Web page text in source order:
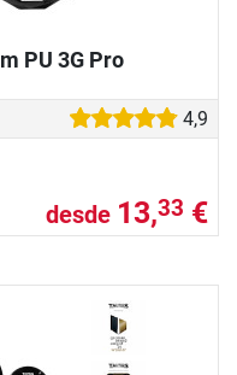
PU 3G Pro
4,9
desde 13,33 €